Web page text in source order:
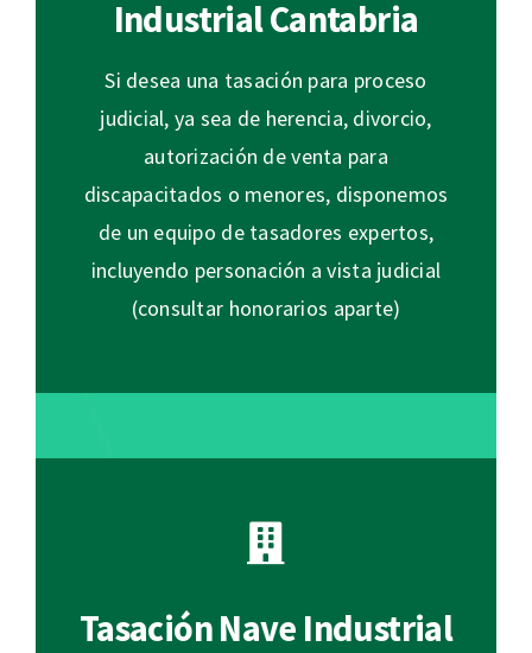
Industrial Cantabria
Si desea una tasación para proceso
judicial, ya sea de herencia, divorcio,
autorización de venta para
discapacitados o menores, disponemos
de un equipo de tasadores expertos,
incluyendo personación a vista judicial
(consultar honorarios aparte)
Tasación Nave Industrial